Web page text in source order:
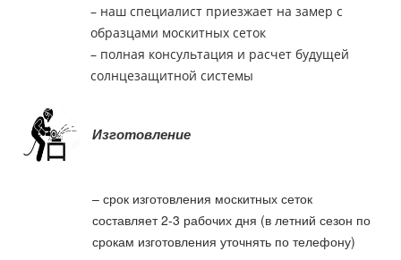
– наш специалист приезжает на замер с
образцами москитных сеток
– полная консультация и расчет будущей
солнцезащитной системы
Изготовление
– срок изготовления москитных сеток
составляет 2-3 рабочих дня (в летний сезон по
срокам изготовления уточнять по телефону)